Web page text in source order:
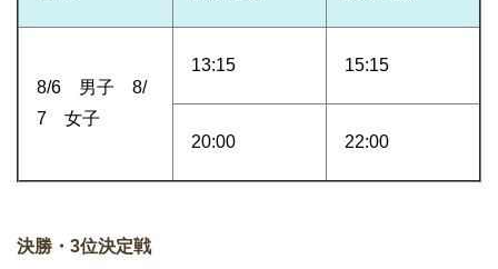
8/6 男子 8/
7 女子
13:15 15:15
20:00 22:00
決勝・3位決定戦